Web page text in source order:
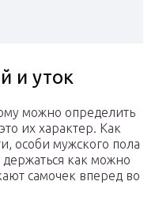
и уток
можно определить
их характер. Как
особи мужского пола
держаться как можно
самочек вперед во